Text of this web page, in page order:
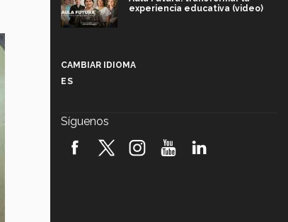
experiencia educativa (video)
robótica FIRST 2026! (video)
CAMBIAR IDIOMA
ES
Síguenos